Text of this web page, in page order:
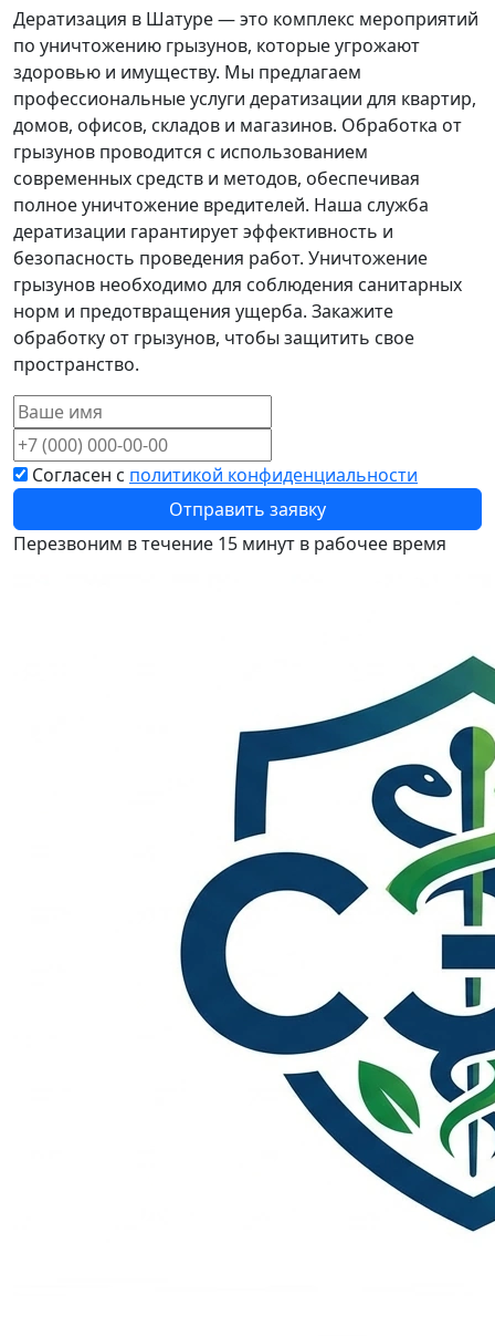
Дератизация в Шатуре — это комплекс мероприятий
по уничтожению грызунов, которые угрожают
здоровью и имуществу. Мы предлагаем
профессиональные услуги дератизации для квартир,
домов, офисов, складов и магазинов. Обработка от
грызунов проводится с использованием
современных средств и методов, обеспечивая
полное уничтожение вредителей. Наша служба
дератизации гарантирует эффективность и
безопасность проведения работ. Уничтожение
грызунов необходимо для соблюдения санитарных
норм и предотвращения ущерба. Закажите
обработку от грызунов, чтобы защитить свое
пространство.
Согласен с политикой конфиденциальности
Отправить заявку
Перезвоним в течение 15 минут в рабочее время